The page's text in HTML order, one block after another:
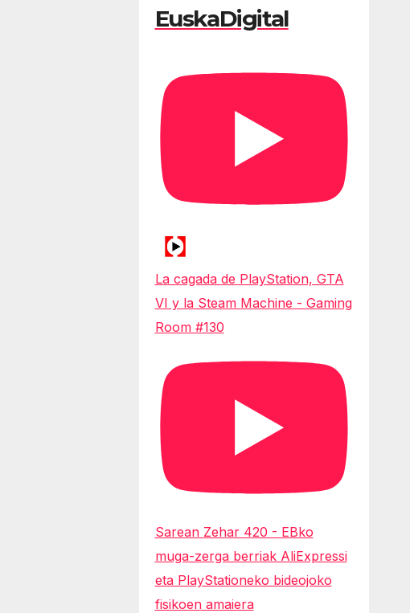
EuskaDigital
La cagada de PlayStation, GTA
VI y la Steam Machine - Gaming
Room #130
Sarean Zehar 420 - EBko
muga-zerga berriak AliExpressi
eta PlayStationeko bideojoko
fisikoen amaiera